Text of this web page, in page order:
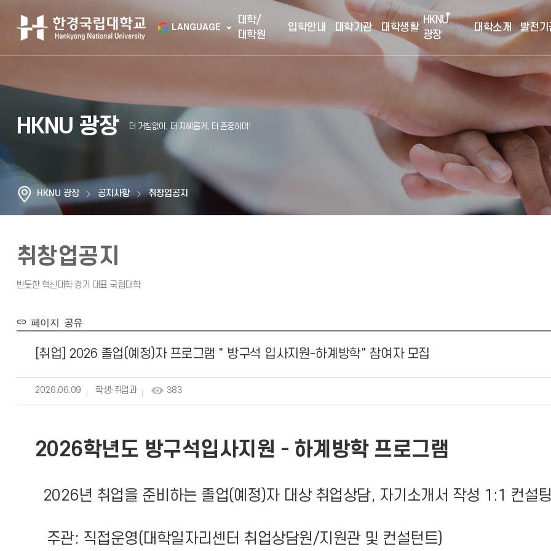
LANGUAGE
대학/
대학원
입학안내 대학기관 대학생활
HKNU
광장
대학소개 발전기
HKNU 광장
HKNU 광장 공지사항 취창업공지
취창업공지
페이지 공유
[취업] 2026 졸업(예정)자 프로그램 " 방구석 입사지원-하계방학" 참여자 모집
2026.06.09 학생·취업과 383
2026학년도 방구석입사지원 - 하계방학 프로그램
2026년 취업을 준비하는 졸업(예정)자 대상 취업상담, 자기소개서 작성 1:1 컨설
주관: 직접운영(대학일자리센터 취업상담원/지원관 및 컨설턴트)